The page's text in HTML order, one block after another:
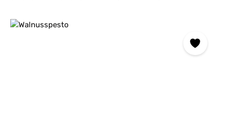
Bildergalerie überspringen